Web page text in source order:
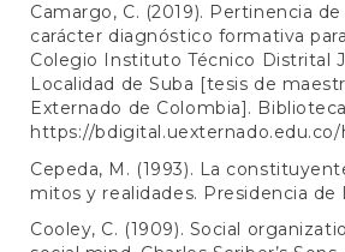
Camargo, C. (2019). Pertinencia
carácter diagnóstico formativa
Colegio Instituto Técnico Distrital
Localidad de Suba [tesis de
Externado de Colombia].
https://bdigital.uexternado.edu.co/
Cepeda, M. (1993). La
mitos y realidades. Presidencia de
Cooley, C. (1909). Social